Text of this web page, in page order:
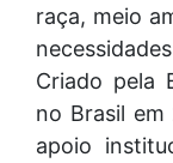
raça, meio
Criado pela
no Brasil
apoio